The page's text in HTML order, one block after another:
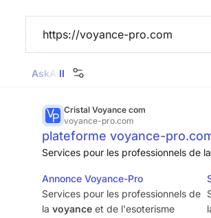
AskAllImages
Cristal Voyance com
voyance-pro.com
plateforme voyance-
Services pour les professionnels de
Annonce Voyance-Pro
Services pour les professionnels de
la voyance et de l'esoterisme